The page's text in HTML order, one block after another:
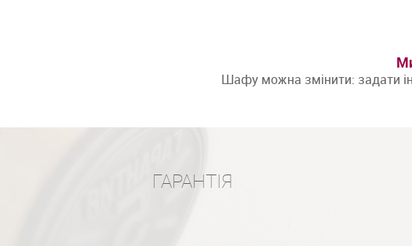
Шафу можна змінити: задати
ГАРАНТІЯ